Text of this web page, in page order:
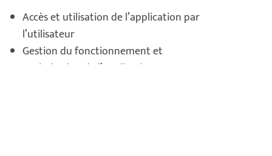
Accès et utilisation de l’application par
l’utilisateur
Gestion du fonctionnement et
optimisation de l’application